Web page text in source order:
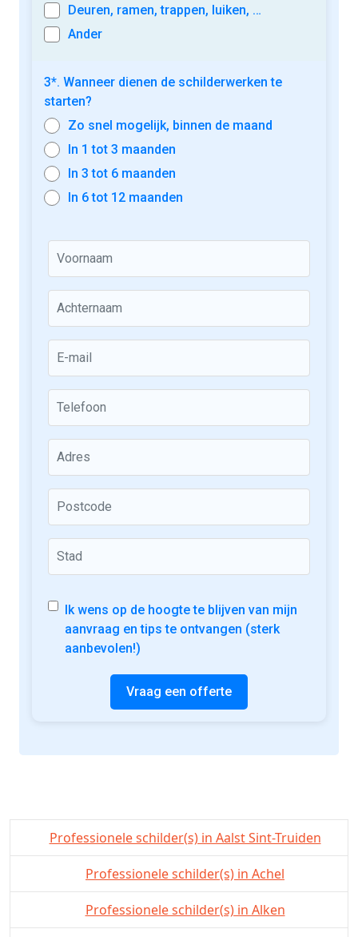
Deuren, ramen, trappen, luiken, …
Ander
3*. Wanneer dienen de schilderwerken te
starten?
Zo snel mogelijk, binnen de maand
In 1 tot 3 maanden
In 3 tot 6 maanden
In 6 tot 12 maanden
Ik wens op de hoogte te blijven van mijn
aanvraag en tips te ontvangen (sterk
aanbevolen!)
Vraag een offerte
Professionele schilder(s) in Aalst Sint-Truiden
Professionele schilder(s) in Achel
Professionele schilder(s) in Alken